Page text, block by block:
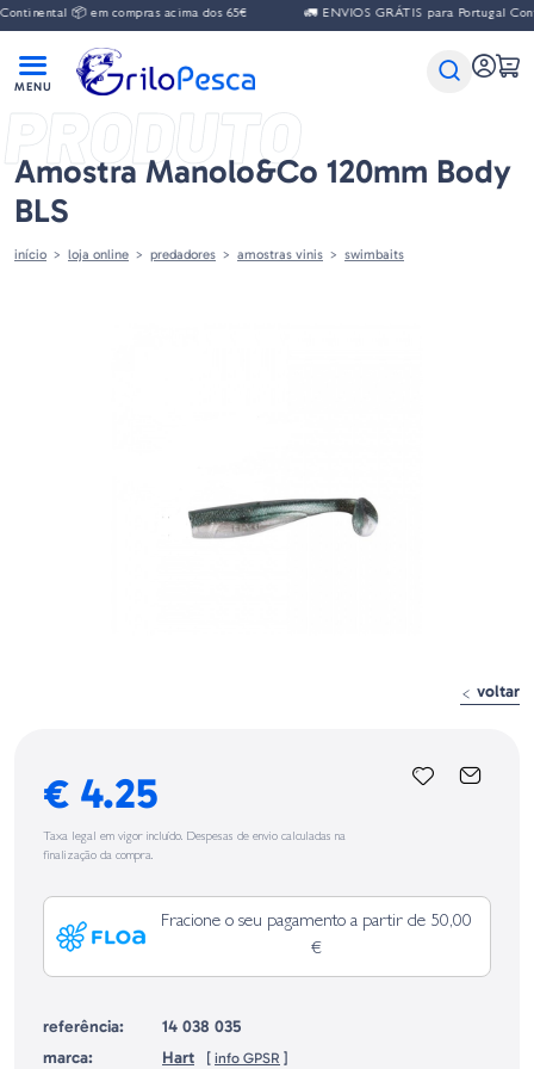
📦 em compras acima dos 65€ 🚛 ENVIOS GRÁTIS para Portugal
PRODUTO
Amostra Manolo&co 120mm Body
BLS
início loja online predadores amostras vinis swimbaits
voltar
€ 4.25
Taxa legal em vigor incluído. Despesas de envio calculadas na
finalização da compra.
Fracione o seu pagamento a partir de 50,00
€
referência:
14 038 035
marca:
Hart [ info GPSR ]